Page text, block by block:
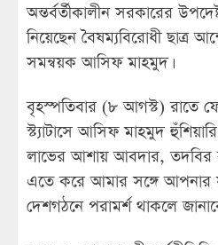
অন্তর্বর্তীকালীন সরকারের
নিয়েছেন বৈষম্যবিরোধী ছাত্র
সমন্বয়ক আসিফ মাহমুদ।
বৃহস্পতিবার (৮ আগস্ট) রাতে
স্ট্যাটাসে আসিফ মাহমুদ
লাভের আশায় আবদার, তদবির
এতে করে আমার সঙ্গে আপনার
দেশগঠনে পরামর্শ থাকলে